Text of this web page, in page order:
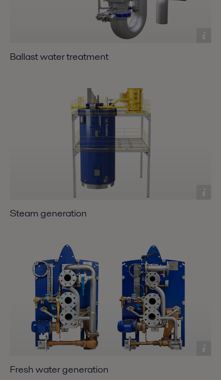
Ballast water treatment
Steam generation
Fresh water generation